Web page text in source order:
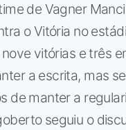
de Vagner
o Vitória no
vitórias e três
a escrita, mas
de manter a
seguiu o